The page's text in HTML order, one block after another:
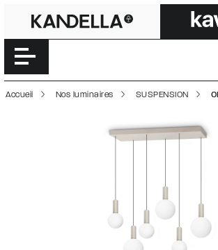
ODEON |
Accéder directement au contenu de la page
Accueil Nos luminaires SUSPENSION